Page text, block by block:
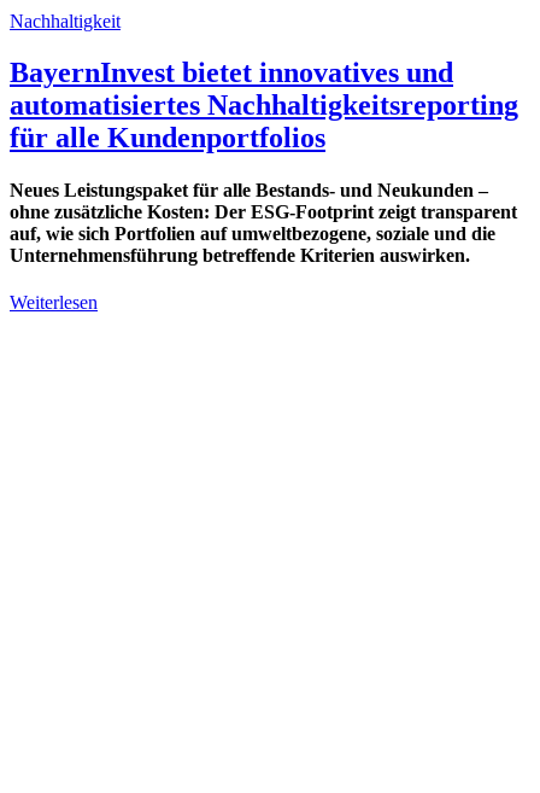
Nachhaltigkeit
BayernInvest bietet innovatives und
automatisiertes Nachhaltigkeitsreporting
für alle Kundenportfolios
Neues Leistungspaket für alle Bestands- und Neukunden –
ohne zusätzliche Kosten: Der ESG-Footprint zeigt transparent
auf, wie sich Portfolien auf umweltbezogene, soziale und die
Unternehmensführung betreffende Kriterien auswirken.
Weiterlesen